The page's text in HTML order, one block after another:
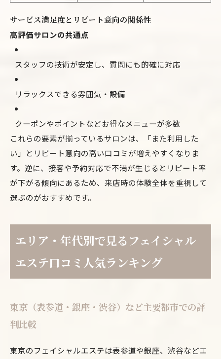
サービス満足度とリピート意向の関係性
高評価サロンの共通点
スタッフの技術が安定し、質問にも的確に対応
リラックスできる雰囲気・設備
クーポンやポイントなどお得なメニューが多数
これらの要素が揃っているサロンは、「また利用した
い」とリピート意向の高い口コミが増えやすくなりま
す。逆に、接客や予約対応で不満が生じるとリピート率
が下がる傾向にあるため、来店時の体験全体を重視して
選ぶのがおすすめです。
エリア・年代別で見るフェイシャル
エステ口コミ人気ランキング
東京（表参道・銀座・渋谷）など主要都市での評
判比較
東京のフェイシャルエステは表参道や銀座、渋谷などエ